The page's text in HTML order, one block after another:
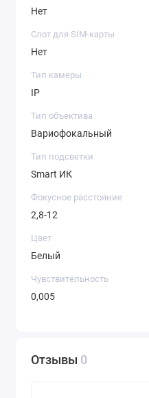
Нет
Слот для SIM-карты
Нет
Тип камеры
IP
Тип объектива
Вариофокальный
Тип подсветки
Smart ИК
Фокусное расстояние
2,8-12
Цвет
Белый
Чувствительность
0,005
Отзывы 0